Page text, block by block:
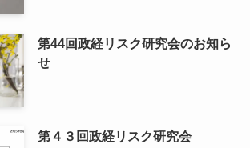
第44回政経リスク研究会のお知ら
せ
第４３回政経リスク研究会